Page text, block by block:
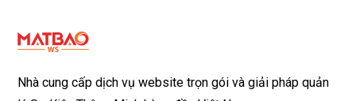
Nhà cung cấp dịch vụ website trọn gói và giải pháp quản